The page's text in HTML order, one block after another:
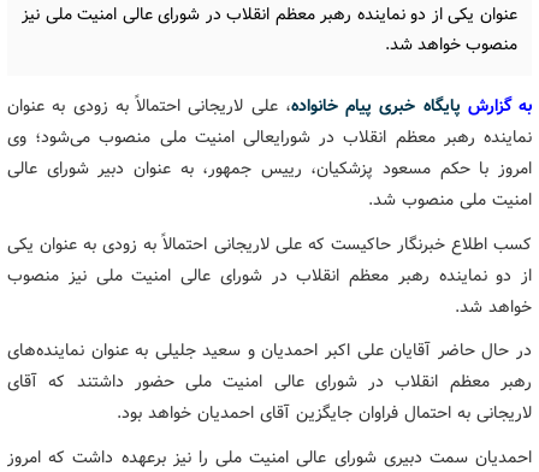
عنوان یکی از دو نماینده رهبر معظم انقلاب در شورای عالی امنیت ملی نیز
منصوب خواهد شد.
به گزارش پایگاه خبری پیام خانواده، علی لاریجانی احتمالاً به زودی به عنوان
نماینده رهبر معظم انقلاب در شورایعالی امنیت ملی منصوب می‌شود؛ وی
امروز با حکم مسعود پزشکیان، رییس جمهور، به عنوان دبیر شورای عالی
امنیت ملی منصوب شد.
کسب اطلاع خبرنگار حاکیست که علی لاریجانی احتمالاً به زودی به عنوان یکی
از دو نماینده رهبر معظم انقلاب در شورای عالی امنیت ملی نیز منصوب
خواهد شد.
در حال حاضر آقایان علی اکبر احمدیان و سعید جلیلی به عنوان نماینده‌های
رهبر معظم انقلاب در شورای عالی امنیت ملی حضور داشتند که آقای
لاریجانی به احتمال فراوان جایگزین آقای احمدیان خواهد بود.
احمدیان سمت دبیری شورای عالی امنیت ملی را نیز برعهده داشت که امروز